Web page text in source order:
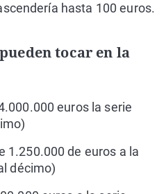
hasta 100 euros.
tocar en la
euros la serie
1.250.000 de euros a la
décimo)